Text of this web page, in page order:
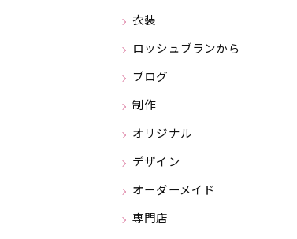
衣装
ロッシュブランから
ブログ
制作
オリジナル
デザイン
オーダーメイド
専門店